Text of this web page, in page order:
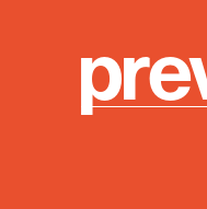
pre